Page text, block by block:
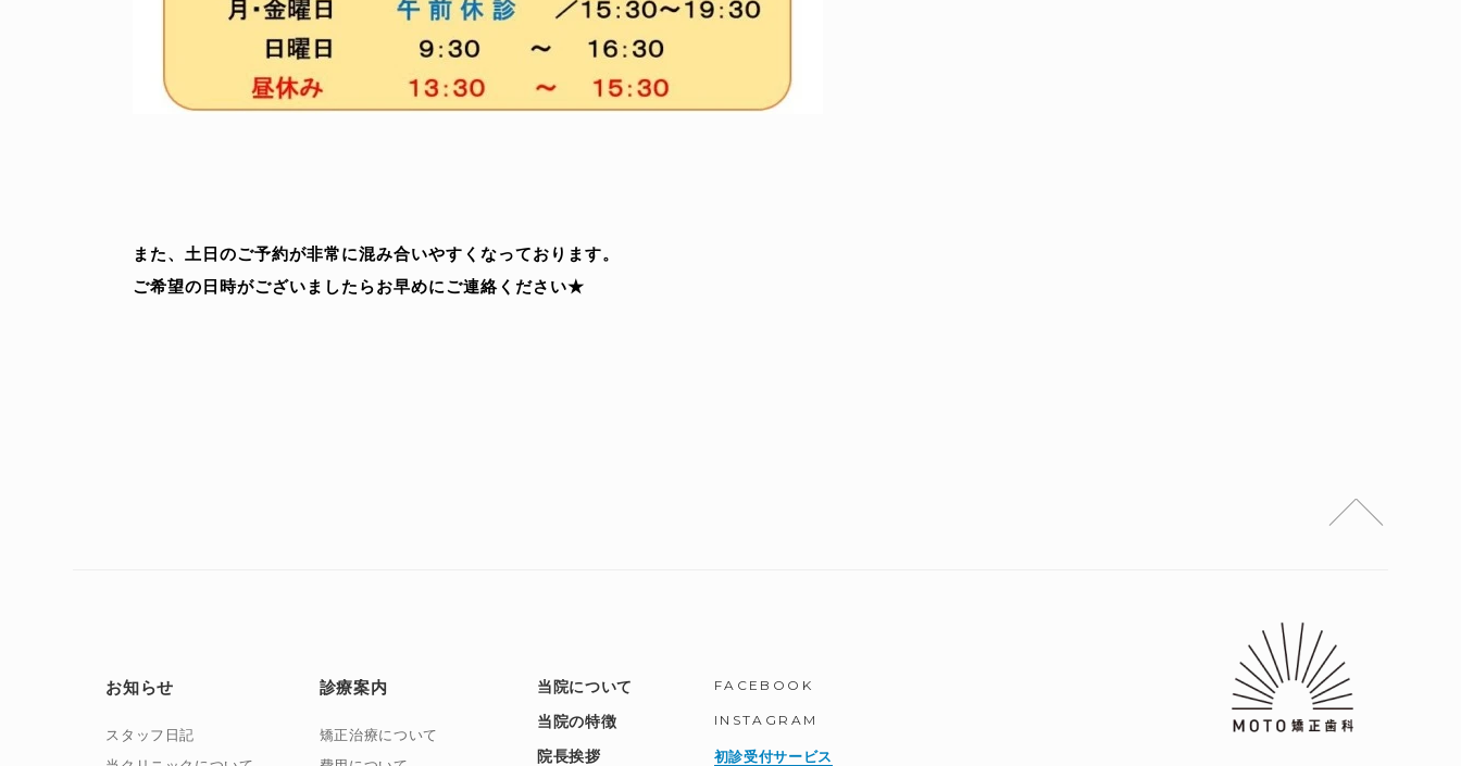
また、土日のご予約が非常に混み合いやすくなっております。
ご希望の日時がございましたらお早めにご連絡ください★
お知らせ
スタッフ日記
診療案内
矯正治療について
当院について
当院の特徴
院長挨拶
FACEBOOK
INSTAGRAM
初診受付サービス